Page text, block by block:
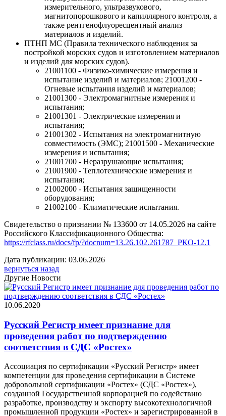
измерительного, ультразвукового,
магнитопорошкового и капиллярного контроля, а
также рентгенофлуоресцентный анализ
материалов и изделий.
ПТНП МС (Правила технического наблюдения за
постройкой морских судов и изготовлением материалов
и изделий для морских судов).
21001100 - Физико-химические измерения и
испытание изделий и материалов; 21001200 -
Огневые испытания изделий и материалов;
21001300 - Электромагнитные измерения и
испытания;
21001301 - Электрические измерения и
испытания;
21001302 - Испытания на электромагнитную
совместимость (ЭМС); 21001500 - Механические
измерения и испытания;
21001700 - Неразрушающие испытания;
21001900 - Теплотехнические измерения и
испытания;
21002000 - Испытания защищенности
оборудования;
21002100 - Климатические испытания.
Свидетельство о признании № 133600 от 14.05.2026 на сайте
Российского Классификационного Общества:
https://rfclass.ru/docs/fp/?docnum=13.26.102.261787_РКО-12.1
Дата публикации: 03.06.2026
вернуться назад
Другие Новости
10.06.2020
Русский Регистр имеет признание для
проведения работ по подтверждению
соответствия в СДС «Ростех»
Ассоциация по сертификации «Русский Регистр» имеет
компетенции для проведения сертификации в Системе
добровольной сертификации «Ростех» (СДС «Ростех»),
созданной Государственной корпорацией по содействию
разработке, производству и экспорту высокотехнологичной
промышленной продукции «Ростех» и зарегистрированной в